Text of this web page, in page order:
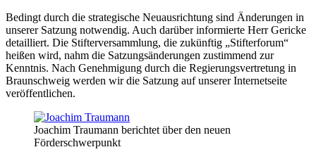
Bedingt durch die strategische Neuausrichtung sind Änderungen in
unserer Satzung notwendig. Auch darüber informierte Herr Gericke
detailliert. Die Stifterversammlung, die zukünftig „Stifterforum“
heißen wird, nahm die Satzungsänderungen zustimmend zur
Kenntnis. Nach Genehmigung durch die Regierungsvertretung in
Braunschweig werden wir die Satzung auf unserer Internetseite
veröffentlichen.
Joachim Traumann berichtet über den neuen
Förderschwerpunkt